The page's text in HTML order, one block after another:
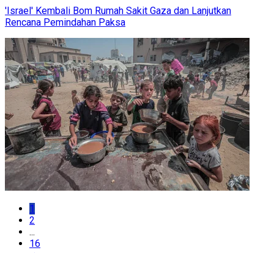
'Israel' Kembali Bom Rumah Sakit Gaza dan Lanjutkan
Rencana Pemindahan Paksa
1
2
...
16